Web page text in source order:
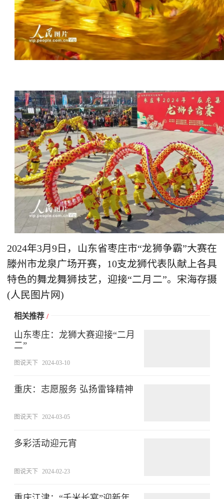
2024年3月9日，山东省枣庄市“龙狮争霸”大赛在
滕州市龙泉广场开赛，10支龙狮代表队献上各具
特色的舞龙舞狮技艺，迎接“二月二”。宋海存摄
(人民图片网)
相关推荐 /
山东枣庄：龙狮大赛迎接“二月
二”
图说天下 2024-03-10
重庆：志愿服务 弘扬雷锋精神
图说天下 2024-03-05
多彩活动迎元宵
图说天下 2024-02-23